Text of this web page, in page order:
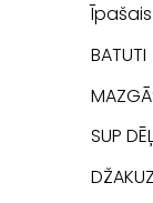
BATUTI
SUP